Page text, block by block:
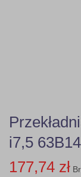
i7,5
177,74 zł